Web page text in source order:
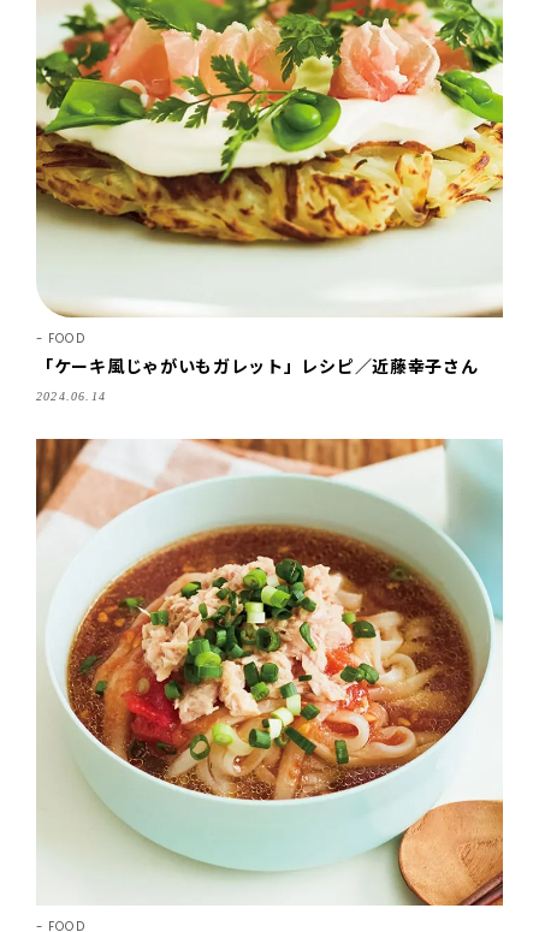
FOOD
「ケーキ風じゃがいもガレット」レシピ／近藤幸子さん
2024.06.14
FOOD